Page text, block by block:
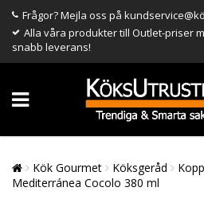
Frågor? Mejla oss på
Alla våra produkter till Outlet-priser
snabb leverans!
Kök Gourmet Köksgeråd
Mediterránea Cocolo 380 ml